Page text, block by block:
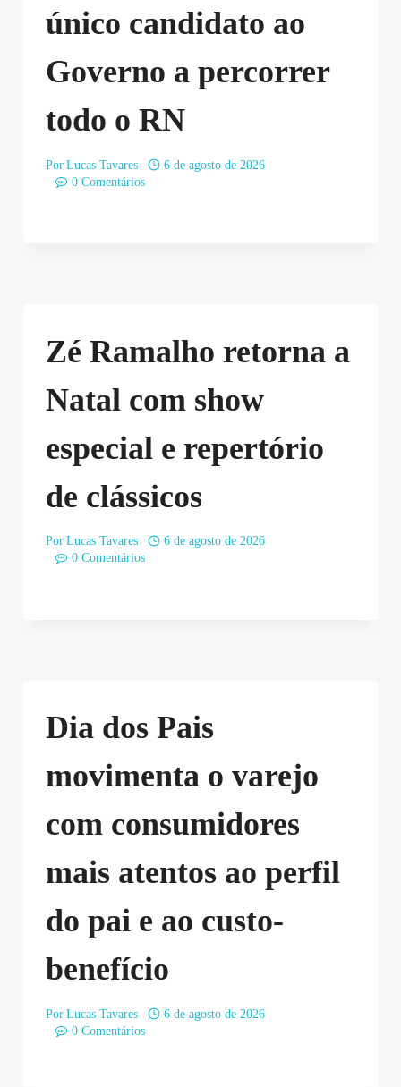
único candidato ao
Governo a percorrer
todo o RN
Por Lucas Tavares
6 de agosto de 2026
0 Comentários
Zé Ramalho retorna a
Natal com show
especial e repertório
de clássicos
Por Lucas Tavares
6 de agosto de 2026
0 Comentários
Dia dos Pais
movimenta o varejo
com consumidores
mais atentos ao perfil
do pai e ao custo-
benefício
Por Lucas Tavares
6 de agosto de 2026
0 Comentários